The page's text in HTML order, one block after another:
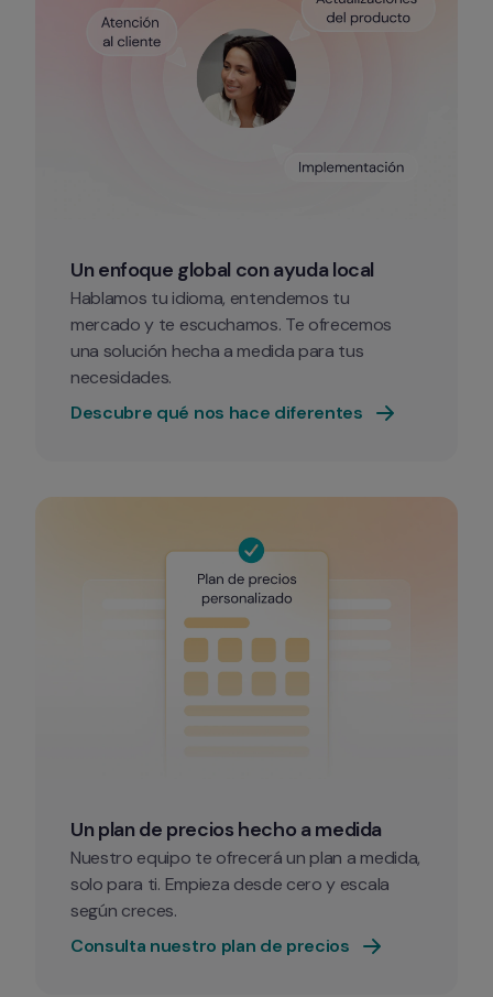
Un enfoque global con ayuda local
Hablamos tu idioma, entendemos tu
mercado y te escuchamos. Te ofrecemos
una solución hecha a medida para tus
necesidades.
Descubre qué nos hace diferentes
Un plan de precios hecho a medida
Nuestro equipo te ofrecerá un plan a medida,
solo para ti. Empieza desde cero y escala
según creces.
Consulta nuestro plan de precios